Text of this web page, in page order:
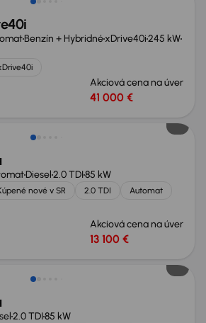
Benzín + HybridnéxDrive40i245 kW
Akciová cena na úver
41 000 €
Diesel2.0 TDI85 kW
nové v SR 2.0 TDI
Automat
Akciová cena na úver
13 100 €
2.0 TDI85 kW